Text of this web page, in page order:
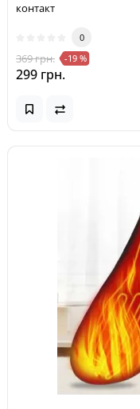
контакт
0
369 грн. -19 %
299 грн.